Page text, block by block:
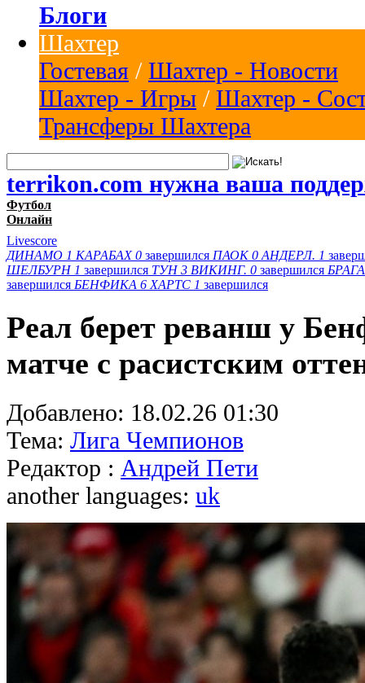
Блоги
Шахтер
Гостевая / Шахтер - Новости
Шахтер - Игры / Шахтер -
Трансферы Шахтера
terrikon.com нужна ваша
Футбол
Онлайн
Livescore
ДИНАМО 1 КАРАБАХ 0 завершился ПАОК 0 АНДЕРЛ. 1
ШЕЛБУРН 1 завершился ТУН 3 ВИКИНГ. 0 завершился БРАГА
завершился БЕНФИКА 6 ХАРТС 1 завершился
Реал берет реванш у
матче с расистским
Добавлено: 18.02.26 01:30
Тема: Лига Чемпионов
Редактор : Андрей Пети
another languages: uk